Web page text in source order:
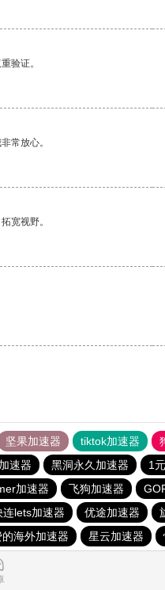
验证。
常放心。
宽视野。
坚果加速器 tiktok加速器
速器 黑洞永久加速器 1
加速器 飞狗加速器
连lets加速器 优途加速器
海外加速器 星云加速器